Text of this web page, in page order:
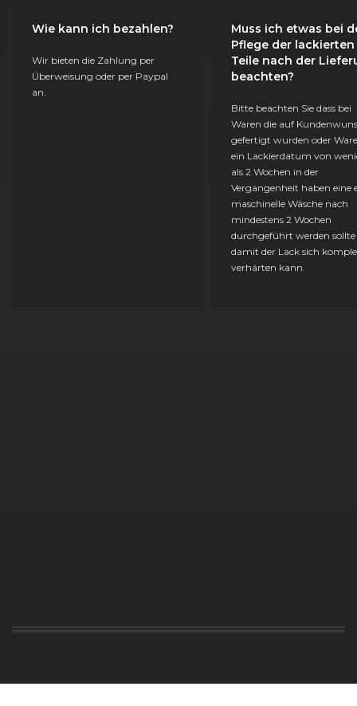
Wie kann ich bezahlen?
Wir bieten die Zahlung per
Überweisung oder per Paypal
an.
Muss ich etwas bei
Pflege der lackierten
Teile nach der
beachten?
Bitte beachten Sie dass bei
Waren die auf
gefertigt wurden oder
ein Lackierdatum von
als 2 Wochen in der
Vergangenheit haben eine
maschinelle Wäsche nach
mindestens 2 Wochen
durchgeführt werden sollte
damit der Lack sich
verhärten kann.